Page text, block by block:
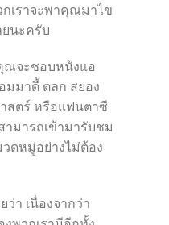
เราจะพาคุณมาไข
นะครับ
ณจะชอบหนังแอ
มมาดี้ ตลก สยอง
สตร์ หรือแฟนตาซี
มารถเข้ามารับชม
ดหมู่อย่างไม่ต้อง
า เนื่องจากว่า